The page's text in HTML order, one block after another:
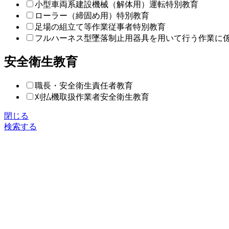
小型車両系建設機械（解体用）運転特別教育
ローラー（締固め用）特別教育
足場の組立て等作業従事者特別教育
フルハーネス型墜落制止用器具を用いて行う作業に
安全衛生教育
職長・安全衛生責任者教育
刈払機取扱作業者安全衛生教育
閉じる
検索する